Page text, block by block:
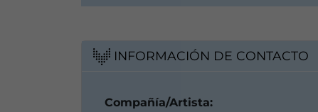
INFORMACIÓN DE CONTACTO
Compañía/Artista: